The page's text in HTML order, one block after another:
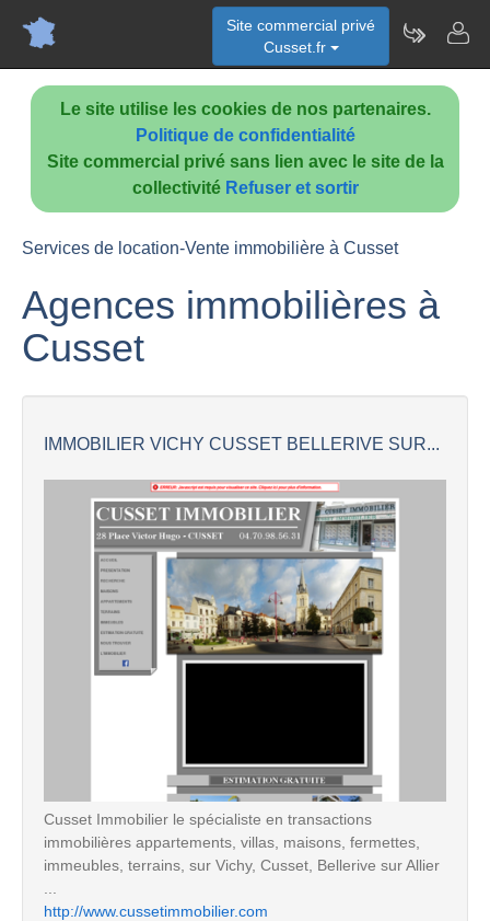
Le site utilise les cookies de nos partenaires.
Politique de confidentialité
Site commercial privé sans lien avec le site de la
collectivité Refuser et sortir
Site commercial privé
Cusset.fr
Services de location-Vente immobilière à Cusset
Agences immobilières à
Cusset
IMMOBILIER VICHY CUSSET BELLERIVE SUR...
Cusset Immobilier le spécialiste en transactions
immobilières appartements, villas, maisons, fermettes,
immeubles, terrains, sur Vichy, Cusset, Bellerive sur Allier
http://www.cussetimmobilier.com